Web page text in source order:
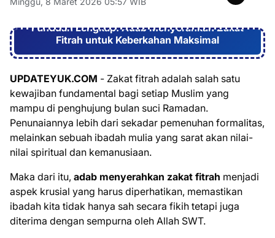
Panduan Lengkap: Adab Menyerahkan Zakat
Fitrah untuk Keberkahan Maksimal
UPDATEYUK.COM - Zakat fitrah adalah salah satu
kewajiban fundamental bagi setiap Muslim yang
mampu di penghujung bulan suci Ramadan.
Penunaiannya lebih dari sekadar pemenuhan formalitas,
melainkan sebuah ibadah mulia yang sarat akan nilai-
nilai spiritual dan kemanusiaan.
Maka dari itu, adab menyerahkan zakat fitrah menjadi
aspek krusial yang harus diperhatikan, memastikan
ibadah kita tidak hanya sah secara fikih tetapi juga
diterima dengan sempurna oleh Allah SWT.